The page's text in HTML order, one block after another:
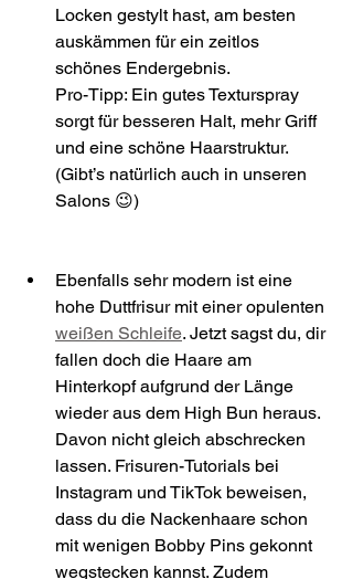
Locken gestylt hast, am besten
auskämmen für ein zeitlos
schönes Endergebnis.
Pro-Tipp: Ein gutes Texturspray
sorgt für besseren Halt, mehr Griff
und eine schöne Haarstruktur.
(Gibt’s natürlich auch in unseren
Salons 😉)
Ebenfalls sehr modern ist eine
hohe Duttfrisur mit einer opulenten
weißen Schleife. Jetzt sagst du, dir
fallen doch die Haare am
Hinterkopf aufgrund der Länge
wieder aus dem High Bun heraus.
Davon nicht gleich abschrecken
lassen. Frisuren-Tutorials bei
Instagram und TikTok beweisen,
dass du die Nackenhaare schon
mit wenigen Bobby Pins gekonnt
wegstecken kannst. Zudem